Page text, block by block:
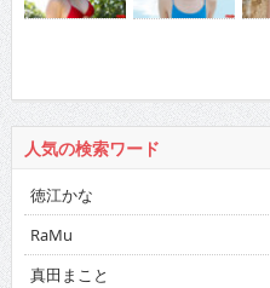
人気の検索ワード
徳江かな
RaMu
真田まこと